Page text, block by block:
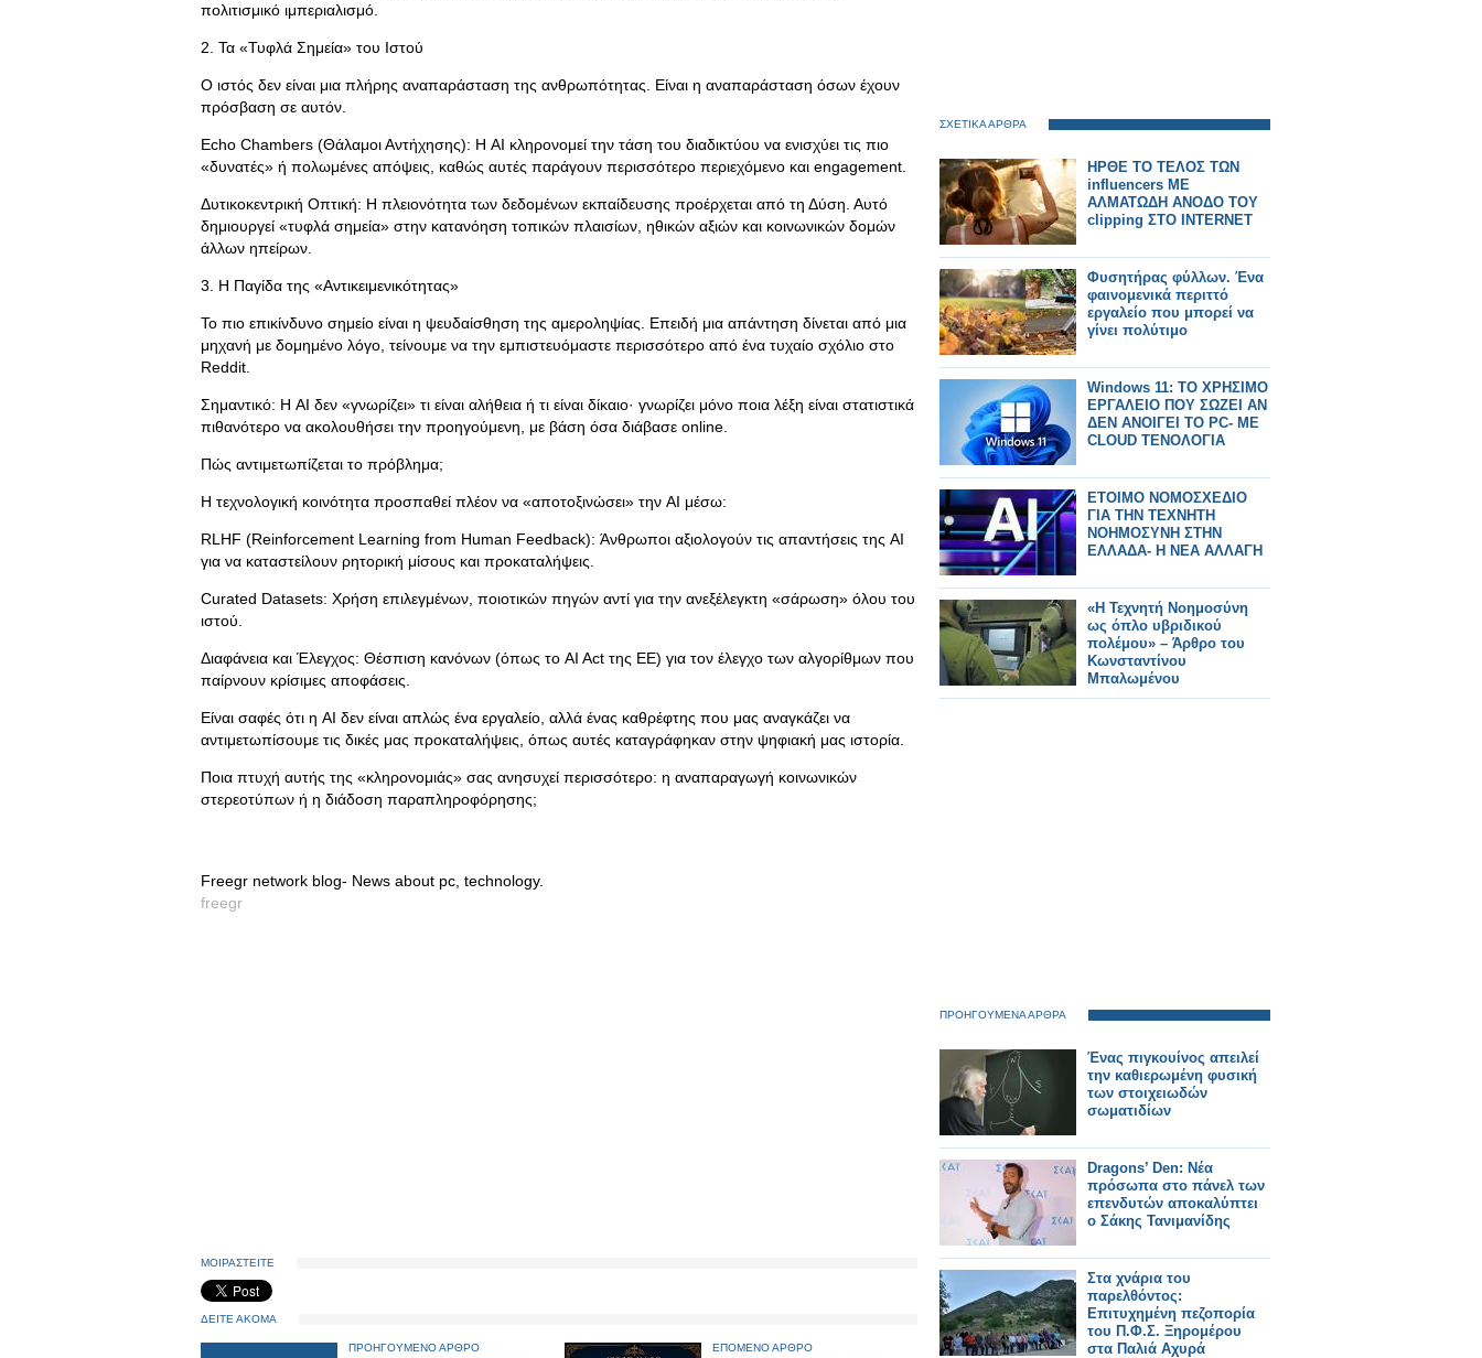
πολιτισμικό ιμπεριαλισμό.
2. Τα «Τυφλά Σημεία» του Ιστού
Ο ιστός δεν είναι μια πλήρης αναπαράσταση της ανθρωπότητας. Είναι η αναπαράσταση όσων έχουν
πρόσβαση σε αυτόν.
Echo Chambers (Θάλαμοι Αντήχησης): Η AI κληρονομεί την τάση του διαδικτύου να ενισχύει τις πιο
«δυνατές» ή πολωμένες απόψεις, καθώς αυτές παράγουν περισσότερο περιεχόμενο και engagement.
Δυτικοκεντρική Οπτική: Η πλειονότητα των δεδομένων εκπαίδευσης προέρχεται από τη Δύση. Αυτό
δημιουργεί «τυφλά σημεία» στην κατανόηση τοπικών πλαισίων, ηθικών αξιών και κοινωνικών δομών
άλλων ηπείρων.
3. Η Παγίδα της «Αντικειμενικότητας»
Το πιο επικίνδυνο σημείο είναι η ψευδαίσθηση της αμεροληψίας. Επειδή μια απάντηση δίνεται από μια
μηχανή με δομημένο λόγο, τείνουμε να την εμπιστευόμαστε περισσότερο από ένα τυχαίο σχόλιο στο
Reddit.
Σημαντικό: Η AI δεν «γνωρίζει» τι είναι αλήθεια ή τι είναι δίκαιο· γνωρίζει μόνο ποια λέξη είναι στατιστικά
πιθανότερο να ακολουθήσει την προηγούμενη, με βάση όσα διάβασε online.
Πώς αντιμετωπίζεται το πρόβλημα;
Η τεχνολογική κοινότητα προσπαθεί πλέον να «αποτοξινώσει» την AI μέσω:
RLHF (Reinforcement Learning from Human Feedback): Άνθρωποι αξιολογούν τις απαντήσεις της AI
για να καταστείλουν ρητορική μίσους και προκαταλήψεις.
Curated Datasets: Χρήση επιλεγμένων, ποιοτικών πηγών αντί για την ανεξέλεγκτη «σάρωση» όλου του
ιστού.
Διαφάνεια και Έλεγχος: Θέσπιση κανόνων (όπως το AI Act της ΕΕ) για τον έλεγχο των αλγορίθμων που
παίρνουν κρίσιμες αποφάσεις.
Είναι σαφές ότι η AI δεν είναι απλώς ένα εργαλείο, αλλά ένας καθρέφτης που μας αναγκάζει να
αντιμετωπίσουμε τις δικές μας προκαταλήψεις, όπως αυτές καταγράφηκαν στην ψηφιακή μας ιστορία.
Ποια πτυχή αυτής της «κληρονομιάς» σας ανησυχεί περισσότερο: η αναπαραγωγή κοινωνικών
στερεοτύπων ή η διάδοση παραπληροφόρησης;
Freegr network blog- News about pc, technology.
freegr
ΜΟΙΡΑΣΤΕΙΤΕ
ΔΕΙΤΕ ΑΚΟΜΑ
ΠΡΟΗΓΟΥΜΕΝΟ ΑΡΘΡΟ ΕΠΟΜΕΝΟ ΑΡΘΡΟ
ΣΧΕΤΙΚΑ ΑΡΘΡΑ
ΗΡΘΕ ΤΟ ΤΕΛΟΣ ΤΩΝ
influencers ΜΕ
ΑΛΜΑΤΩΔΗ ΑΝΟΔΟ ΤΟΥ
clipping ΣΤΟ INTERNET
Φυσητήρας φύλλων. Ένα
φαινομενικά περιττό
εργαλείο που μπορεί να
γίνει πολύτιμο
Windows 11: ΤΟ ΧΡΗΣΙΜΟ
ΕΡΓΑΛΕΙΟ ΠΟΥ ΣΩΖΕΙ ΑΝ
ΔΕΝ ΑΝΟΙΓΕΙ ΤΟ PC- ΜΕ
CLOUD ΤΕΝΟΛΟΓΙΑ
ΕΤΟΙΜΟ ΝΟΜΟΣΧΕΔΙΟ
ΓΙΑ ΤΗΝ ΤΕΧΝΗΤΗ
ΝΟΗΜΟΣΥΝΗ ΣΤΗΝ
ΕΛΛΑΔΑ- Η ΝΕΑ ΑΛΛΑΓΗ
«Η Τεχνητή Νοημοσύνη
ως όπλο υβριδικού
πολέμου» – Άρθρο του
Κωνσταντίνου
Μπαλωμένου
ΠΡΟΗΓΟΥΜΕΝΑ ΑΡΘΡΑ
Ένας πιγκουίνος απειλεί
την καθιερωμένη φυσική
των στοιχειωδών
σωματιδίων
Dragons’ Den: Νέα
πρόσωπα στο πάνελ των
επενδυτών αποκαλύπτει
ο Σάκης Τανιμανίδης
Στα χνάρια του
παρελθόντος:
Επιτυχημένη πεζοπορία
του Π.Φ.Σ. Ξηρομέρου
στα Παλιά Αχυρά